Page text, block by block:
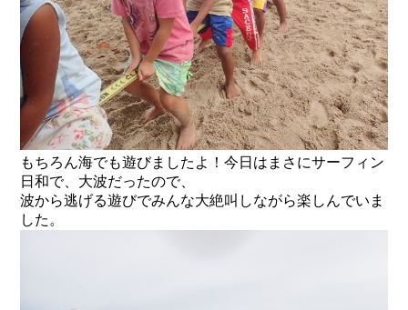
もちろん海でも遊びましたよ！今日はまさにサーフィン
日和で、大波だったので、
波から逃げる遊びでみんな大絶叫しながら楽しんでいま
した。